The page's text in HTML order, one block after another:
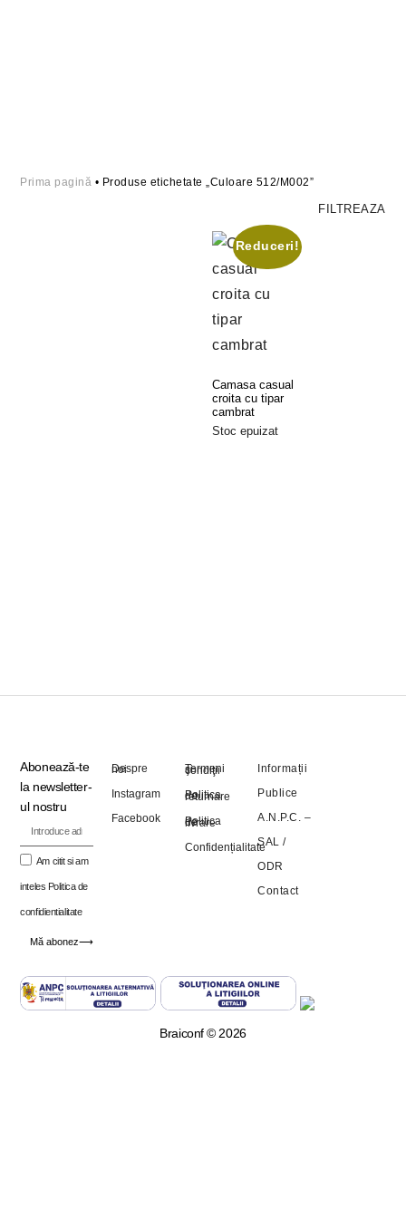
Prima pagină • Produse etichetate „Culoare 512/M002”
FILTREAZA
Reduceri!
Camasa casual
croita cu tipar
cambrat
Stoc epuizat
Despre noi
Instagram
Facebook
Termeni şi condiţii
Politica de returnare
Politica de livrare
Confidențialitate
Informații
Publice
A.N.P.C. –
SAL /
ODR
Contact
Abonează-te
la newsletter-
ul nostru
Am citit si am
inteles Politica de
confidientialitate
Mă abonez⟶
Braiconf © 2026